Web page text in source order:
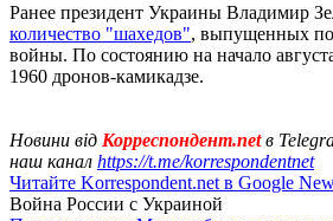
Ранее президент Украины Владимир
количество "шахедов", выпущенных по
войны. По состоянию на начало
1960 дронов-камикадзе.
Новини від Корреспондент.netв
наш канал https://t.me/korrespondentnet
Читайте Korrespondent.net в Google
Война России с Украиной